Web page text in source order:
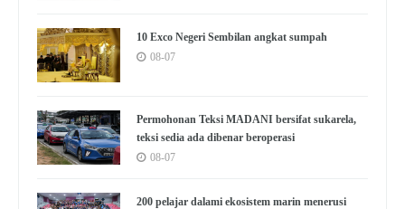
10 Exco Negeri Sembilan angkat sumpah
08-07
Permohonan Teksi MADANI bersifat sukarela,
teksi sedia ada dibenar beroperasi
08-07
200 pelajar dalami ekosistem marin menerusi